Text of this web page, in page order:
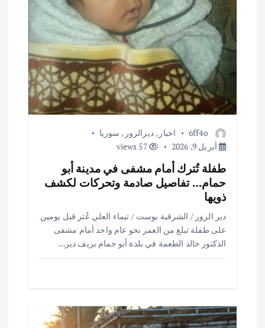
6ff4o اخبار ,ديرالزور , سوريا
أبريل 9, 2026
57 views
طفلة تُترك أمام مشفى في مدينة أبو
حمام… تفاصيل صادمة وتحركات لكشف
ذويها
دير الزور / الشرقية بوست / تيماء العلي عُثر قبل يومين
على طفلة تبلغ من العمر نحو عام واحد أمام مشفى
الدكتور خالد الطعمة في بلدة أبو حمام بريف دير…